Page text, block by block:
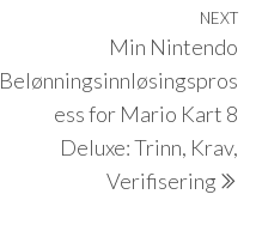
NEXT
Min Nintendo
Belønningsinnløsingspros
ess for Mario Kart 8
Deluxe: Trinn, Krav,
Verifisering